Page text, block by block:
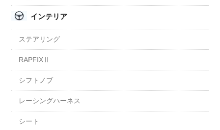
インテリア
ステアリング
RAPFIXⅡ
シフトノブ
レーシングハーネス
シート